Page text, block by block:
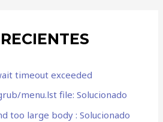
timeout exceeded
menu.lst file: Solucionado
too large body : Solucionado